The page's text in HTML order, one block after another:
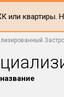
или квартиры.